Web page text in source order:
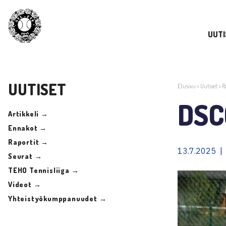
UUTISET
Artikkeli →
Ennakot →
Raportit →
Seurat →
TEHO Tennisliiga →
Videot →
Yhteistyökumppanuudet →
Etusivu > Uutiset>
13.7.2025 |